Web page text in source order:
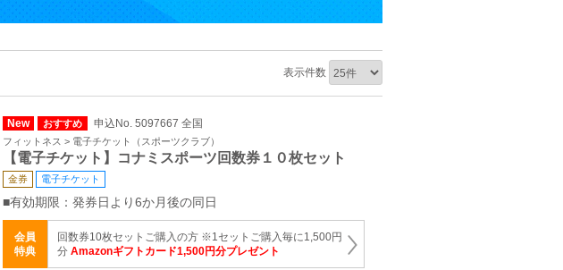
表示件数
New おすすめ 申込No. 5097667 全国
フィットネス > 電子チケット（スポーツクラブ）
【電子チケット】コナミスポーツ回数券１０枚セット
金券 電子チケット
■有効期限：発券日より6か月後の同日
会員
特典
回数券10枚セットご購入の方 ※1セットご購入毎に1,500円
分 Amazonギフトカード1,500円分プレゼント